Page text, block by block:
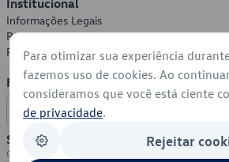
Institucional
Informações Legais
Política de Privacidade
Política de Cookies
Formas de Pagamento
Segurança
Para otimizar sua experiência
fazemos uso de cookies. Ao
consideramos que você está ciente
de privacidade.
Rejeitar